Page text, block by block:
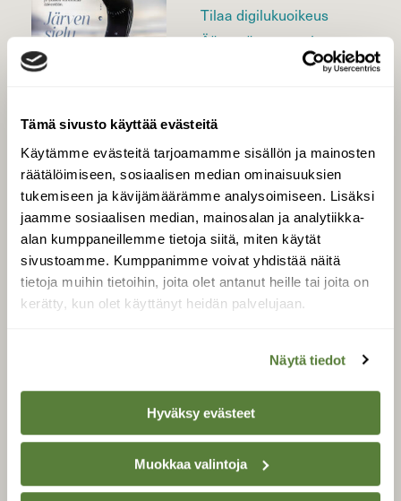
Tämä sivusto käyttää evästeitä
Käytämme evästeitä tarjoamamme sisällön ja mainosten
räätälöimiseen, sosiaalisen median ominaisuuksien
tukemiseen ja kävijämäärämme analysoimiseen. Lisäksi
jaamme sosiaalisen median, mainosalan ja analytiikka-
alan kumppaneillemme tietoja siitä, miten käytät
sivustoamme. Kumppanimme voivat yhdistää näitä
tietoja muihin tietoihin, joita olet antanut heille tai joita on
kerätty, kun olet käyttänyt heidän palvelujaan.
Näytä tiedot
Hyväksy evästeet
Muokkaa valintoja
Tilaa digilukuoikeus
Äänestä parasta juttua
SUOMEN LUONNON­
SUOJELU­LIITTO
Suomen Luonto -lehden
kustantaja onSuomen
luonnonsuojelu­liitto
TILAAJAPALVELU